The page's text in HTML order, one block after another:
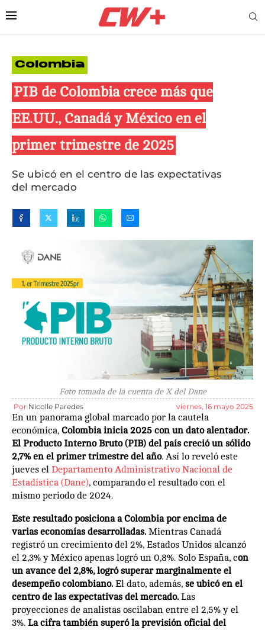
Colombia
PIB de Colombia crece más que
EE.UU., Canadá y México en el
primer trimestre de 2025
Se ubicó en el centro de las expectativas
del mercado
Foto tomada de la cuenta de X del Dane
Por Nicolle Paredes viernes, 16 mayo 2025
En un panorama global marcado por la cautela
económica, Colombia inicia 2025 con un dato alentador.
El Producto Interno Bruto (PIB) del país creció un sólido
2,7% en el primer trimestre del año. Así lo reveló este
jueves el Departamento Administrativo Nacional de
Estadística (Dane), comparando el resultado con el
mismo periodo de 2024.
Este resultado posiciona a Colombia por encima de
varias economías desarrolladas. Mientras Canadá
registró un crecimiento del 2%, Estados Unidos alcanzó
el 2,3% y México apenas logró un 0,8%. Solo España, con
un avance del 2,8%, logró superar marginalmente el
desempeño colombiano. El dato, además, se ubicó en el
centro de las expectativas del mercado. Las
proyecciones de analistas oscilaban entre el 2,5% y el
3%. La cifra también superó la previsión oficial del